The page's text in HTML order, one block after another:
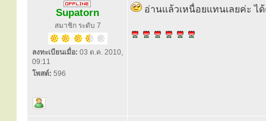
Supatorn
สมาชิก ระดับ 7
ลงทะเบียนเมื่อ: 03 ต.ค. 2010,
09:11
โพสต์: 596
อ่านแล้วเหนื่อยแทนเลยค่ะ